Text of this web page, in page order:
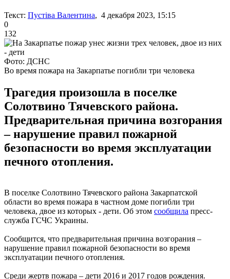
Текст: Пустіва Валентина, 4 декабря 2023, 15:15
0
132
Фото: ДСНС
Во время пожара на Закарпатье погибли три человека
Трагедия произошла в поселке
Солотвино Тячевского района.
Предварительная причина возгорания
– нарушение правил пожарной
безопасности во время эксплуатации
печного отопления.
В поселке Солотвино Тячевского района Закарпатской
области во время пожара в частном доме погибли три
человека, двое из которых - дети. Об этом сообщила пресс-
служба ГСЧС Украины.
Сообщится, что предварительная причина возгорания –
нарушение правил пожарной безопасности во время
эксплуатации печного отопления.
Среди жертв пожара – дети 2016 и 2017 годов рождения.